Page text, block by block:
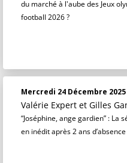
du marché à l'aube des Jeux
football 2026 ?
Mercredi 24 Décembre 2025
Valérie Expert et Gilles
“Joséphine, ange gardien” :
en inédit après 2 ans d’absence